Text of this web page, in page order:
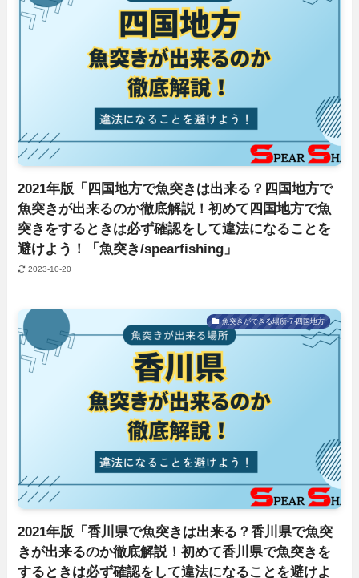
2021年版「四国地方で魚突きは出来る？四国地方で
魚突きが出来るのか徹底解説！初めて四国地方で魚
突きをするときは必ず確認をして違法になることを
避けよう！「魚突き/spearfishing」
2023-10-20
魚突きができる場所-7-四国地方
2021年版「香川県で魚突きは出来る？香川県で魚突
きが出来るのか徹底解説！初めて香川県で魚突きを
するときは必ず確認をして違法になることを避けよ